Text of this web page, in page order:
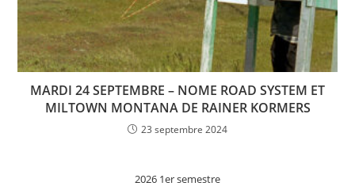
MARDI 24 SEPTEMBRE – NOME ROAD SYSTEM ET
MILTOWN MONTANA DE RAINER KORMERS
23 septembre 2024
2026 1er semestre